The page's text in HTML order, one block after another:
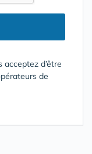
acceptez d’être
de